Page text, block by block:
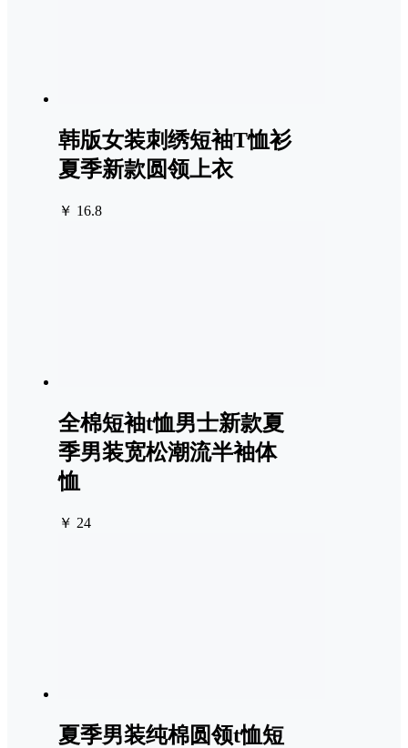
韩版女装刺绣短袖T恤衫
夏季新款圆领上衣
￥ 16.8
全棉短袖t恤男士新款夏
季男装宽松潮流半袖体
恤
￥ 24
夏季男装纯棉圆领t恤短